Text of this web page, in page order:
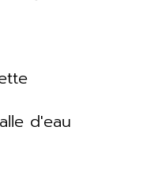
d'eau